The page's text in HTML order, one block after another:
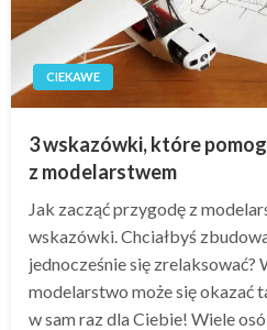
CIEKAWE
3 wskazówki, które
z modelarstwem
Jak zacząć przygodę z
wskazówki. Chciałbyś
jednocześnie się zrelaksować?
modelarstwo może się okazać
w sam raz dla Ciebie! Wiele